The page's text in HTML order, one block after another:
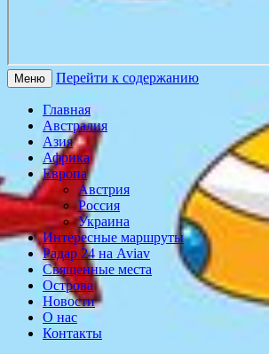
Меню Перейти к содержанию
Главная
Австралия
Азия
Африка
Европа
Австрия
Россия
Украина
Интересные маршруты
Радар 24 на Aviav
Священные места
Острова
Новости
О нас
Контакты